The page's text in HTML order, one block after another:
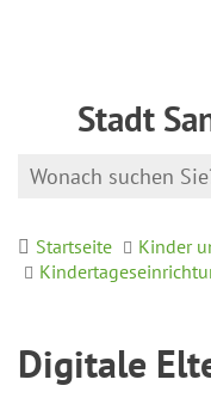
Stadt
Startseite
Kinder
Digitale